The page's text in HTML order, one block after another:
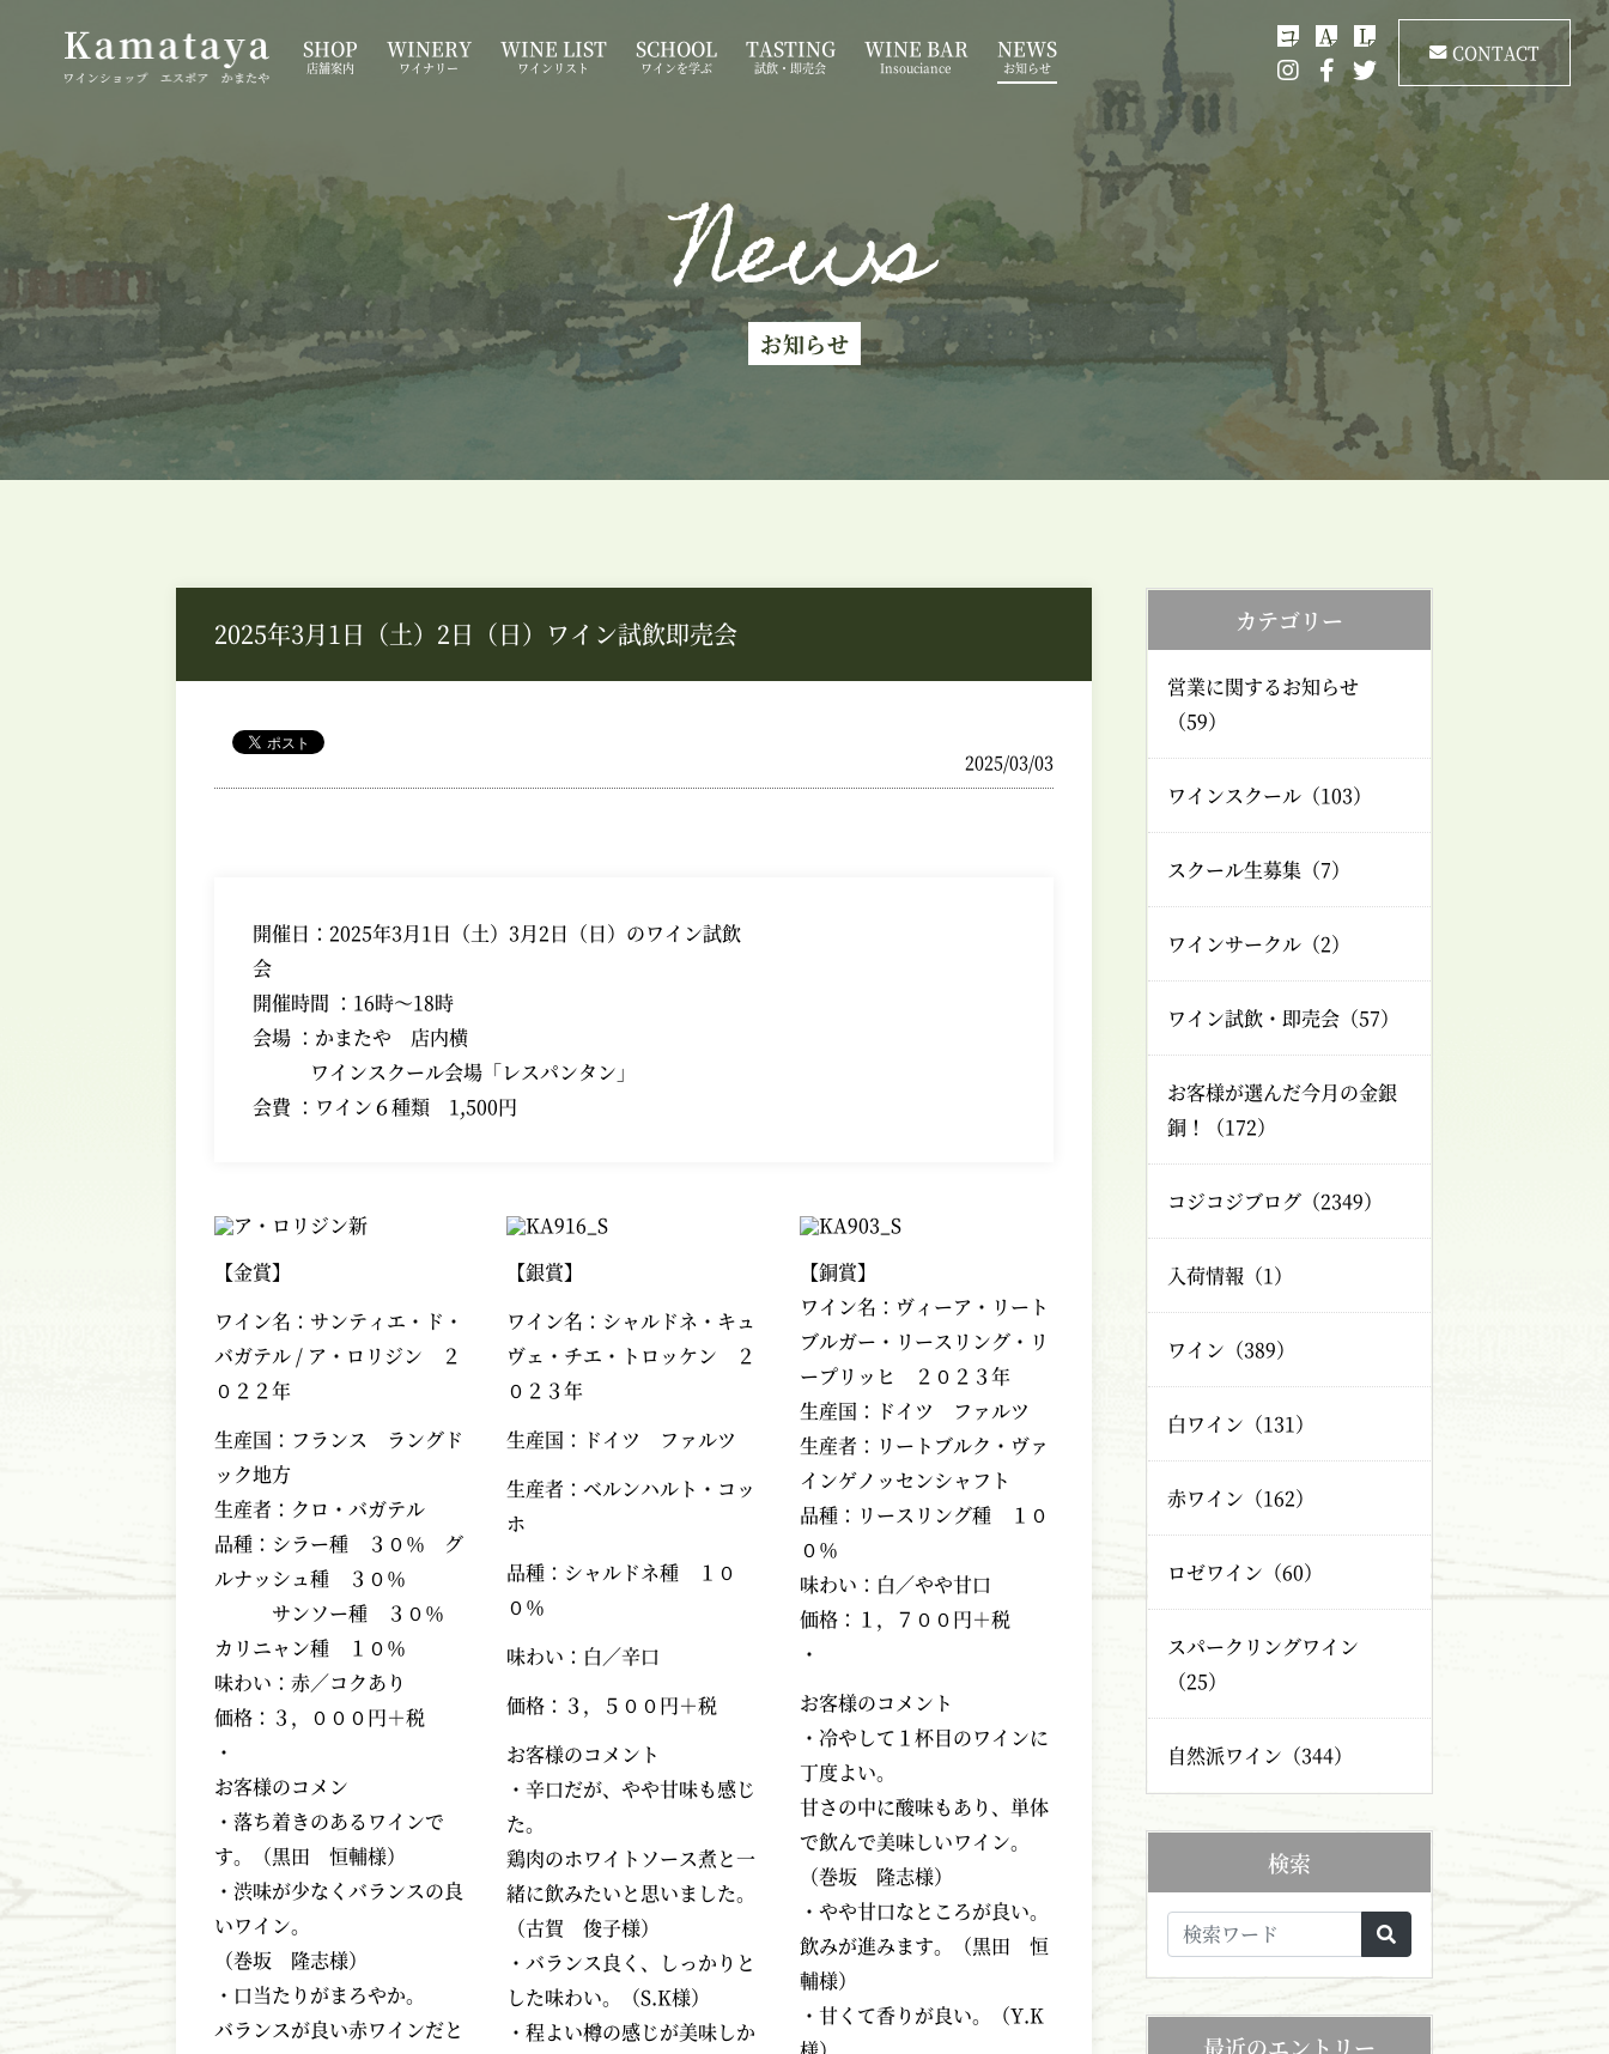
SHOP
店舗案内
WINERY
ワイナリー
WINE LIST
ワインリスト
SCHOOL
ワインを学ぶ
TASTING
試飲・即売会
WINE BAR
Insouciance
NEWS
お知らせ
コ A L
CONTACT
News
お知らせ
2025年3月1日（土）2日（日）ワイン試飲即売会
2025/03/03
開催日：2025年3月1日（土）3月2日（日）のワイン試飲
会
開催時間 ：16時～18時
会場 ：かまたや 店内横
ワインスクール会場「レスパンタン」
会費 ：ワイン６種類 1,500円
【金賞】
ワイン名：サンティエ・ド・
バガテル / ア・ロリジン ２
０２２年
生産国：フランス ラングド
ック地方
生産者：クロ・バガテル
品種：シラー種 ３０％ グ
ルナッシュ種 ３０％
サンソー種 ３０％
カリニャン種 １０％
味わい：赤／コクあり
価格：３，０００円＋税
・
お客様のコメン
・落ち着きのあるワインで
す。（黒田 恒輔様）
・渋味が少なくバランスの良
いワイン。
（巻坂 隆志様）
・口当たりがまろやか。
バランスが良い赤ワインだと
【銀賞】
ワイン名：シャルドネ・キュ
ヴェ・チエ・トロッケン ２
０２３年
生産国：ドイツ ファルツ
生産者：ベルンハルト・コッ
ホ
品種：シャルドネ種 １０
０％
味わい：白／辛口
価格：３，５００円＋税
お客様のコメント
・辛口だが、やや甘味も感じ
た。
鶏肉のホワイトソース煮と一
緒に飲みたいと思いました。
（古賀 俊子様）
・バランス良く、しっかりと
した味わい。（S.K様）
・程よい樽の感じが美味しか
【銅賞】
ワイン名：ヴィーア・リート
ブルガー・リースリング・リ
ープリッヒ ２０２３年
生産国：ドイツ ファルツ
生産者：リートブルク・ヴァ
インゲノッセンシャフト
品種：リースリング種 １０
０％
味わい：白／やや甘口
価格：１，７００円＋税
・
お客様のコメント
・冷やして１杯目のワインに
丁度よい。
甘さの中に酸味もあり、単体
で飲んで美味しいワイン。
（巻坂 隆志様）
・やや甘口なところが良い。
飲みが進みます。（黒田 恒
輔様）
・甘くて香りが良い。（Y.K
カテゴリー
営業に関するお知らせ
（59）
ワインスクール（103）
スクール生募集（7）
ワインサークル（2）
ワイン試飲・即売会（57）
お客様が選んだ今月の金銀
銅！（172）
コジコジブログ（2349）
入荷情報（1）
ワイン（389）
白ワイン（131）
赤ワイン（162）
ロゼワイン（60）
スパークリングワイン
（25）
自然派ワイン（344）
検索
最近のエントリー